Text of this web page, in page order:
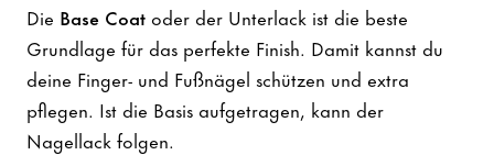
Die Base Coat oder der Unterlack ist die beste
Grundlage für das perfekte Finish. Damit kannst du
deine Finger- und Fußnägel schützen und extra
pflegen. Ist die Basis aufgetragen, kann der
Nagellack folgen.